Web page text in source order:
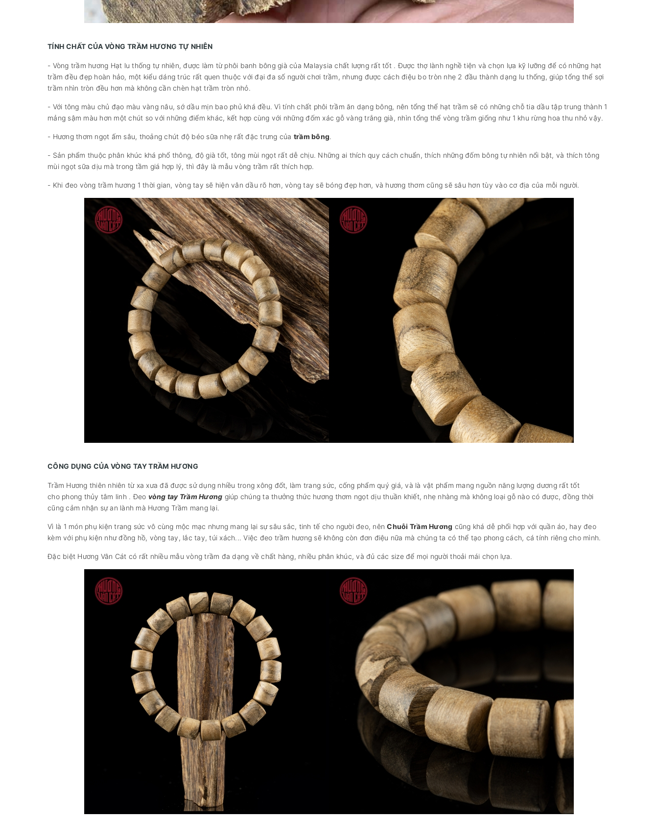
TÍNH CHẤT CỦA VÒNG TRẦM HƯƠNG TỰ NHIÊN
- Vòng trầm hương Hạt lu thống tự nhiên, được làm từ phôi banh bông già của Malaysia chất lượng rất tốt . Được thợ lành nghề tiện và chọn lựa kỹ lưỡng để có những hạt
trầm đều đẹp hoàn hảo, một kiểu dáng trúc rất quen thuộc với đại đa số người chơi trầm, nhưng được cách điệu bo tròn nhẹ 2 đầu thành dạng lu thống, giúp tổng thể sợi
trầm nhìn tròn đều hơn mà không cần chèn hạt trầm tròn nhỏ.
- Với tông màu chủ đạo màu vàng nâu, sớ dầu mịn bao phủ khá đều. Vì tính chất phôi trầm ăn dạng bông, nên tổng thể hạt trầm sẽ có những chỗ tia dầu tập trung thành 1
mảng sậm màu hơn một chút so với những điểm khác, kết hợp cùng với những đốm xác gỗ vàng trắng già, nhìn tổng thể vòng trầm giống như 1 khu rừng hoa thu nhỏ vậy.
- Hương thơm ngọt ấm sâu, thoảng chút độ béo sữa nhẹ rất đặc trưng của trầm bông.
- Sản phẩm thuộc phân khúc khá phổ thông, độ già tốt, tông mùi ngọt rất dễ chịu. Những ai thích quy cách chuẩn, thích những đốm bông tự nhiên nổi bật, và thích tông
mùi ngọt sữa dịu mà trong tầm giá hợp lý, thì đây là mẫu vòng trầm rất thích hợp.
- Khi đeo vòng trầm hương 1 thời gian, vòng tay sẽ hiện vân dầu rõ hơn, vòng tay sẽ bóng đẹp hơn, và hương thơm cũng sẽ sâu hơn tùy vào cơ địa của mỗi người.
CÔNG DỤNG CỦA VÒNG TAY TRẦM HƯƠNG
Trầm Hương thiên nhiên từ xa xưa đã được sử dụng nhiều trong xông đốt, làm trang sức, cống phẩm quý giá, và là vật phẩm mang nguồn năng lượng dương rất tốt
cho phong thủy tâm linh . Đeo vòng tay Trầm Hương giúp chúng ta thưởng thức hương thơm ngọt dịu thuần khiết, nhẹ nhàng mà không loại gỗ nào có được, đồng thời
cũng cảm nhận sự an lành mà Hương Trầm mang lại.
Vì là 1 món phụ kiện trang sức vô cùng mộc mạc nhưng mang lại sự sâu sắc, tinh tế cho người đeo, nênChuỗi Trầm Hương cũng khá dễ phối hợp với quần áo, hay đeo
kèm với phụ kiện như đồng hồ, vòng tay, lắc tay, túi xách... Việc đeo trầm hương sẽ không còn đơn điệu nữa mà chúng ta có thể tạo phong cách, cá tính riêng cho mình.
Đặc biệt Hương Vân Cát có rất nhiều mẫu vòng trầm đa dạng về chất hàng, nhiều phân khúc, và đủ các size để mọi người thoải mái chọn lựa.